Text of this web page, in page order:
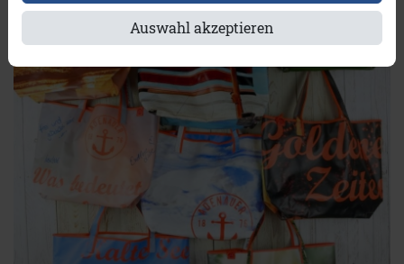
Auswahl akzeptieren